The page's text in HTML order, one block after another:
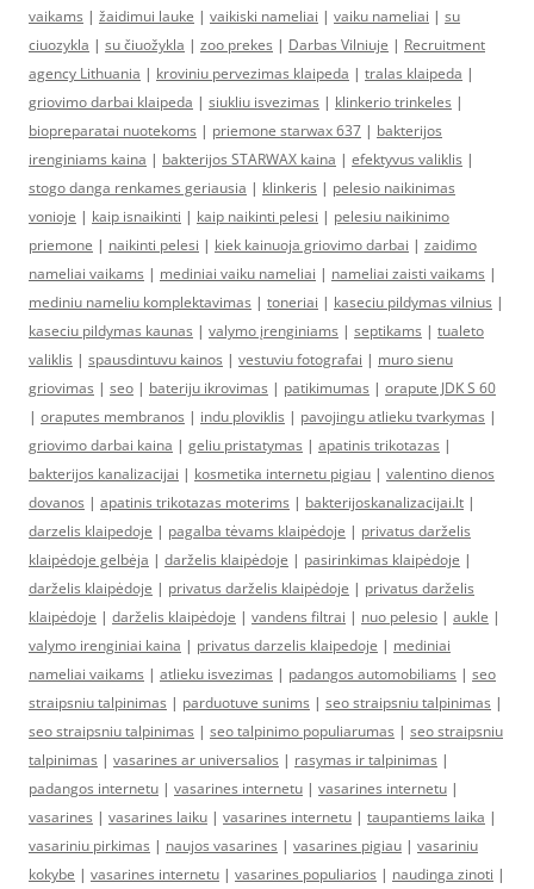
vaikams | žaidimui lauke | vaikiski nameliai | vaiku nameliai | su
ciuozykla | su čiuožykla | zoo prekes | Darbas Vilniuje | Recruitment
agency Lithuania | kroviniu pervezimas klaipeda | tralas klaipeda |
griovimo darbai klaipeda | siukliu isvezimas | klinkerio trinkeles |
biopreparatai nuotekoms | priemone starwax 637 | bakterijos
irenginiams kaina | bakterijos STARWAX kaina | efektyvus valiklis |
stogo danga renkames geriausia | klinkeris | pelesio naikinimas
vonioje | kaip isnaikinti | kaip naikinti pelesi | pelesiu naikinimo
priemone | naikinti pelesi | kiek kainuoja griovimo darbai | zaidimo
nameliai vaikams | mediniai vaiku nameliai | nameliai zaisti vaikams |
mediniu nameliu komplektavimas | toneriai | kaseciu pildymas vilnius |
kaseciu pildymas kaunas | valymo įrenginiams | septikams | tualeto
valiklis | spausdintuvu kainos | vestuviu fotografai | muro sienu
griovimas | seo | bateriju ikrovimas | patikimumas | orapute JDK S 60
| oraputes membranos | indu ploviklis | pavojingu atlieku tvarkymas |
griovimo darbai kaina | geliu pristatymas | apatinis trikotazas |
bakterijos kanalizacijai | kosmetika internetu pigiau | valentino dienos
dovanos | apatinis trikotazas moterims | bakterijoskanalizacijai.lt |
darzelis klaipedoje | pagalba tėvams klaipėdoje | privatus darželis
klaipėdoje gelbėja | darželis klaipėdoje | pasirinkimas klaipėdoje |
darželis klaipėdoje | privatus darželis klaipėdoje | privatus darželis
klaipėdoje | darželis klaipėdoje | vandens filtrai | nuo pelesio | aukle |
valymo irenginiai kaina | privatus darzelis klaipedoje | mediniai
nameliai vaikams | atlieku isvezimas | padangos automobiliams | seo
straipsniu talpinimas | parduotuve sunims | seo straipsniu talpinimas |
seo straipsniu talpinimas | seo talpinimo populiarumas | seo straipsniu
talpinimas | vasarines ar universalios | rasymas ir talpinimas |
padangos internetu | vasarines internetu | vasarines internetu |
vasarines | vasarines laiku | vasarines internetu | taupantiems laika |
vasariniu pirkimas | naujos vasarines | vasarines pigiau | vasariniu
kokybe | vasarines internetu | vasarines populiarios | naudinga zinoti |